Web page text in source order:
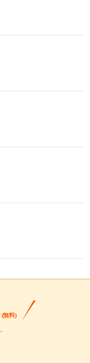
(無料)